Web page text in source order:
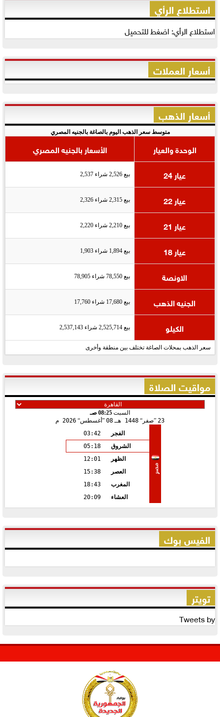
استطلاع الرأي
استطلاع الرأي: اضغط للتحميل
أسعار العملات
أسعار الذهب
متوسط سعر الذهب اليوم بالصاغة بالجنيه المصري
الوحدة والعيار
الأسعار بالجنيه المصري
عيار 24
بيع 2,526 شراء 2,537
عيار 22 بيع 2,315 شراء 2,326
عيار 21 بيع 2,210 شراء 2,220
عيار 18 بيع 1,894 شراء 1,903
الاونصة بيع 78,550 شراء 78,905
الجنيه الذهب بيع 17,680 شراء 17,760
الكيلو بيع 2,525,714 شراء 2,537,143
سعر الذهب بمحلات الصاغة تختلف بين منطقة وأخرى
مواقيت الصلاة
السبت 08:25 صـ
23
صفر 1448 هـ 08 أغسطس 2026 م
مصر
الفجر
03:42
الشروق
05:18
الظهر
12:01
العصر
15:38
المغرب
18:43
العشاء
20:09
الفيس بوك
تويتر
Tweets by